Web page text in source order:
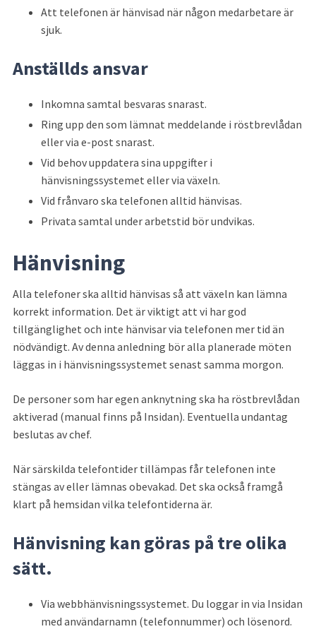
Att telefonen är hänvisad när någon medarbetare är
sjuk.
Anställds ansvar
Inkomna samtal besvaras snarast.
Ring upp den som lämnat meddelande i röstbrevlådan
eller via e-post snarast.
Vid behov uppdatera sina uppgifter i
hänvisningssystemet eller via växeln.
Vid frånvaro ska telefonen alltid hänvisas.
Privata samtal under arbetstid bör undvikas.
Hänvisning
Alla telefoner ska alltid hänvisas så att växeln kan lämna
korrekt information. Det är viktigt att vi har god
tillgänglighet och inte hänvisar via telefonen mer tid än
nödvändigt. Av denna anledning bör alla planerade möten
läggas in i hänvisningssystemet senast samma morgon.
De personer som har egen anknytning ska ha röstbrevlådan
aktiverad (manual finns på Insidan). Eventuella undantag
beslutas av chef.
När särskilda telefontider tillämpas får telefonen inte
stängas av eller lämnas obevakad. Det ska också framgå
klart på hemsidan vilka telefontiderna är.
Hänvisning kan göras på tre olika
sätt.
Via webbhänvisningssystemet. Du loggar in via Insidan
med användarnamn (telefonnummer) och lösenord.